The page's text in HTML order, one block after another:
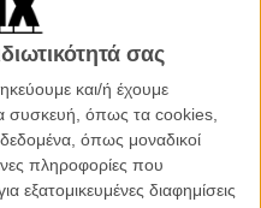
σας
και/ή έχουμε
συσκευή, όπως τα cookies,
όπως μοναδικοί
πληροφορίες που
εξατομικευμένες διαφημίσεις
της Γενικής Διευθύντριας
και τη μεθόδευση της
από το Υπουργείο Ψηφιακής
με αφορμή το νόμο
στον οπτικοακουστικό τομέα.
μεγάλωσε με τηνπαρέμβαση
και με την«απάντηση»